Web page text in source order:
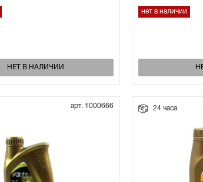
НЕТ В НАЛИЧИИ
нет в наличии
арт. 1000666 24 часа